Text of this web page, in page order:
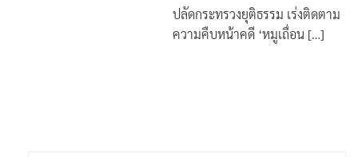
ปลัดกระทรวงยุติธรรม เร่งติดตาม
ความคืบหน้าคดี ‘หมูเถื่อน […]